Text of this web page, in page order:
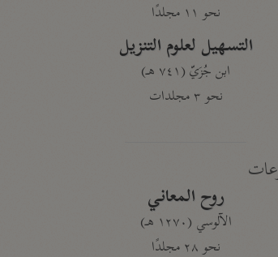
نحو ١١ مجلدًا
التسهيل لعلوم التنزيل
ابن جُزَيّ (٧٤١ هـ)
نحو ٣ مجلدات
روح المعاني
الآلوسي (١٢٧٠ هـ)
نحو ٢٨ مجلدًا